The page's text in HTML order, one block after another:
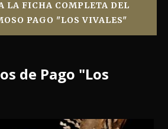
LA FICHA COMPLETA DEL
PAGO "LOS VIVALES"
de Pago "Los